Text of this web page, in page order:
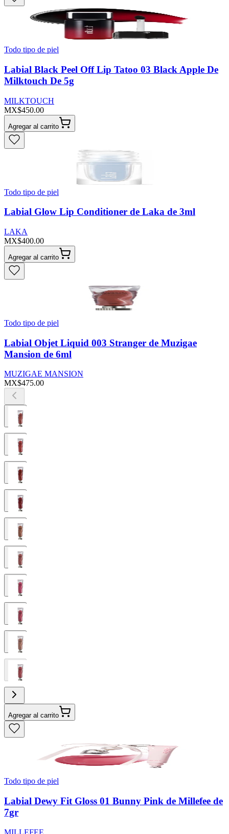
Todo tipo de piel
Labial Black Peel Off Lip Tatoo 03 Black Apple De
Milktouch De 5g
MILKTOUCH
MX$450.00
Agregar al carrito
Todo tipo de piel
Labial Glow Lip Conditioner de Laka de 3ml
LAKA
MX$400.00
Agregar al carrito
Todo tipo de piel
Labial Objet Liquid 003 Stranger de Muzigae
Mansion de 6ml
MUZIGAE MANSION
MX$475.00
Agregar al carrito
Todo tipo de piel
Labial Dewy Fit Gloss 01 Bunny Pink de Millefee de
7gr
MILLEFEE